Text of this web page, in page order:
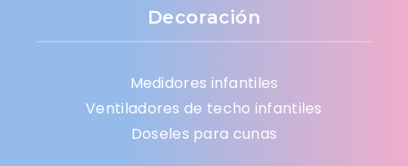
Decoración
Medidores infantiles
Ventiladores de techo infantiles
Doseles para cunas